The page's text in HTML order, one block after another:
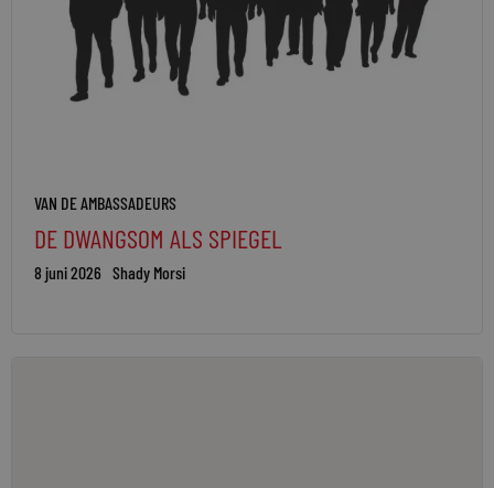
VAN DE AMBASSADEURS
DE DWANGSOM ALS SPIEGEL
8 juni 2026 Shady Morsi